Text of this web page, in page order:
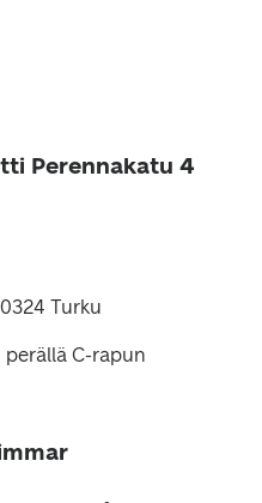
Perennakatu 4
Turku
C-rapun